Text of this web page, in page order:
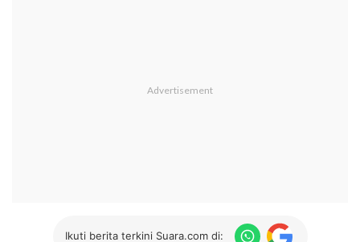
Ikuti berita terkini Suara.com di: